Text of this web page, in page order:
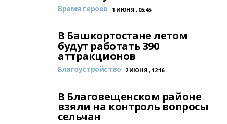
Время героев 1 ИЮНЯ , 05:45
В Башкортостане летом
будут работать 390
аттракционов
Благоустройство 2 ИЮНЯ , 12:16
В Благовещенском районе
взяли на контроль вопросы
сельчан